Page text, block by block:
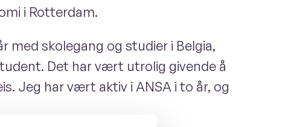
i Rotterdam.
med skolegang og studier i Belgia,
Det har vært utrolig givende å
Jeg har vært aktiv i ANSA i to år, og